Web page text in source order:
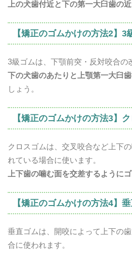
上の犬歯付近と下の第一大臼歯の近
【矯正のゴムかけの方法2】3
3級ゴムは、下顎前突・反対咬合の
下の犬歯のあたりと上顎第一大臼歯
しょう。
【矯正のゴムかけの方法3】
クロスゴムは、交叉咬合など上下
れている場合に使います。
上下歯の噛む面を交差するように
【矯正のゴムかけの方法4】
垂直ゴムは、開咬によって上下の
合に使われます。